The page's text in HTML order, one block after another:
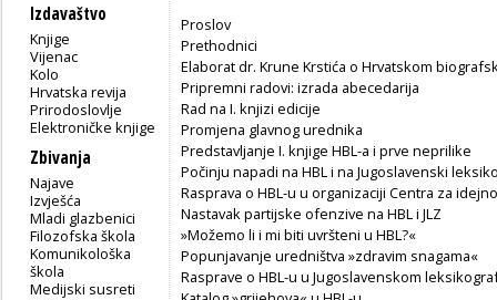
Izdavaštvo
Knjige
Vijenac
Kolo
Hrvatska revija
Prirodoslovlje
Elektroničke knjige
Zbivanja
Najave
Izvješća
Mladi glazbenici
Filozofska škola
Komunikološka
škola
Medijski susreti
Proslov
Prethodnici
Elaborat dr. Krune Krstića o Hrvatskom
Pripremni radovi: izrada abecedarija
Rad na I. knjizi edicije
Promjena glavnog urednika
Predstavljanje I. knjige HBL-a i prve neprilike
Počinju napadi na HBL i na Jugoslavenski
Rasprava o HBL-u u organizaciji Centra za
Nastavak partijske ofenzive na HBL i JLZ
»Možemo li i mi biti uvršteni u HBL?«
Popunjavanje uredništva »zdravim snagama«
Rasprave o HBL-u u Jugoslavenskom